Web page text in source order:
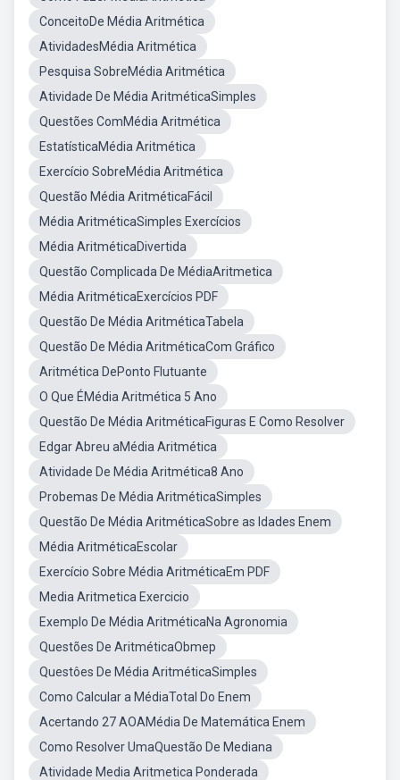
ConceitoDe Média Aritmética
AtividadesMédia Aritmética
Pesquisa SobreMédia Aritmética
Atividade De Média AritméticaSimples
Questões ComMédia Aritmética
EstatísticaMédia Aritmética
Exercício SobreMédia Aritmética
Questão Média AritméticaFácil
Média AritméticaSimples Exercícios
Média AritméticaDivertida
Questão Complicada De MédiaAritmetica
Média AritméticaExercícios PDF
Questão De Média AritméticaTabela
Questão De Média AritméticaCom Gráfico
Aritmética DePonto Flutuante
O Que ÉMédia Aritmética 5 Ano
Questão De Média AritméticaFiguras E Como Resolver
Edgar Abreu aMédia Aritmética
Atividade De Média Aritmética8 Ano
Probemas De Média AritméticaSimples
Questão De Média AritméticaSobre as Idades Enem
Média AritméticaEscolar
Exercício Sobre Média AritméticaEm PDF
Media Aritmetica Exercicio
Exemplo De Média AritméticaNa Agronomia
Questões De AritméticaObmep
Questôes De Média AritméticaSimples
Como Calcular a MédiaTotal Do Enem
Acertando 27 AOAMédia De Matemática Enem
Como Resolver UmaQuestão De Mediana
Atividade Media Aritmetica Ponderada